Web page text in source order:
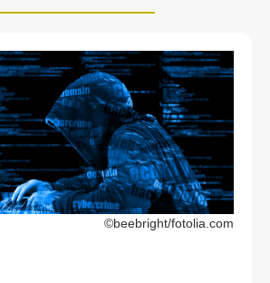
©beebright/fotolia.com